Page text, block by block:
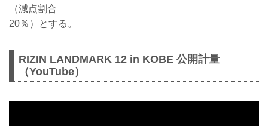
（減点割合
20％）とする。
RIZIN LANDMARK 12 in KOBE 公開計量
（YouTube）